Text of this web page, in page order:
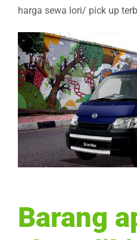
harga sewa lori/ pick up
Barang